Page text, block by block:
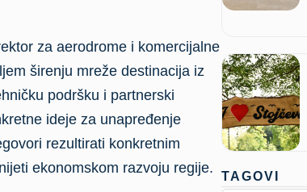
za aerodrome i komercijalne
širenju mreže destinacija iz
podršku i partnerski
ideje za unapređenje
rezultirati konkretnim
ekonomskom razvoju regije.
TAGOVI